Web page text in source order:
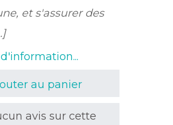
et s'assurer des
au panier
avis sur cette